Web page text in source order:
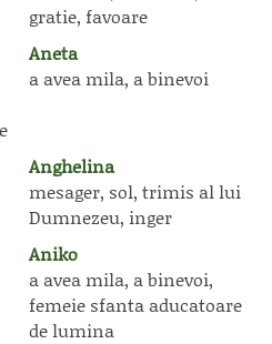
gratie, favoare
Aneta
a avea mila, a binevoi
Anghelina
mesager, sol, trimis al lui
Dumnezeu, inger
Aniko
a avea mila, a binevoi,
femeie sfanta aducatoare
de lumina